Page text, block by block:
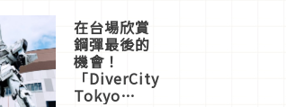
在台場欣賞
鋼彈最後的
機會！
「DiverCity
Tokyo